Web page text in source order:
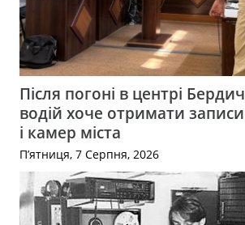
Після погоні в центрі
водій хоче отримати
і камер міста
П’ятниця, 7 Серпня, 2026